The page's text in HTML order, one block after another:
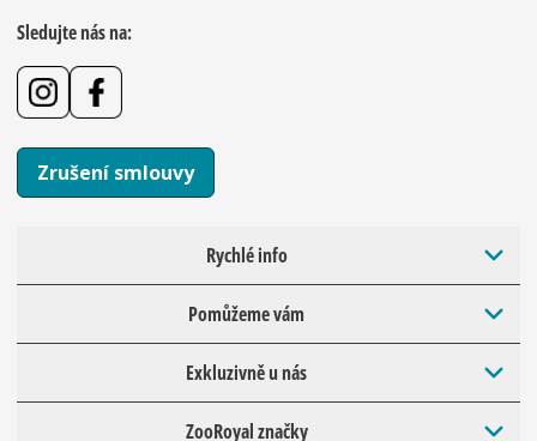
Sledujte nás na:
Zrušení smlouvy
Rychlé info
Pomůžeme vám
Exkluzivně u nás
ZooRoyal značky